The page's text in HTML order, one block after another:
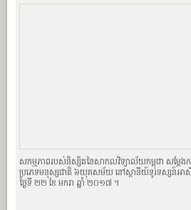
សកម្មភាពរបស់និស្សិតនៃសាកលវិទ្យាល័យកម្ពុជា សម្ដែងក
ប្រភេទមនុស្សជាតិ ៦យុគសម័យ នៅស្ថានីយ៍ទូរទស្សន៍អាស៊ី
ថ្ងៃទី ២២ ខែ មករា ឆ្នាំ ២០១៧ ។